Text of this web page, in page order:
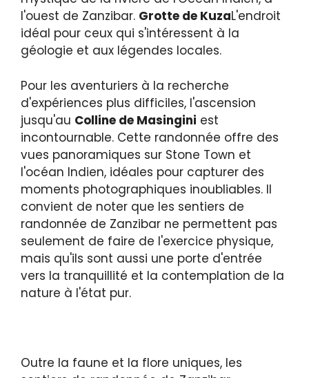
l'ouest de Zanzibar. Grotte de KuzaL'endroit
idéal pour ceux qui s'intéressent à la
géologie et aux légendes locales.
Pour les aventuriers à la recherche
d'expériences plus difficiles, l'ascension
jusqu'au Colline de Masingini est
incontournable. Cette randonnée offre des
vues panoramiques sur Stone Town et
l'océan Indien, idéales pour capturer des
moments photographiques inoubliables. Il
convient de noter que les sentiers de
randonnée de Zanzibar ne permettent pas
seulement de faire de l'exercice physique,
mais qu'ils sont aussi une porte d'entrée
vers la tranquillité et la contemplation de la
nature à l'état pur.
Outre la faune et la flore uniques, les